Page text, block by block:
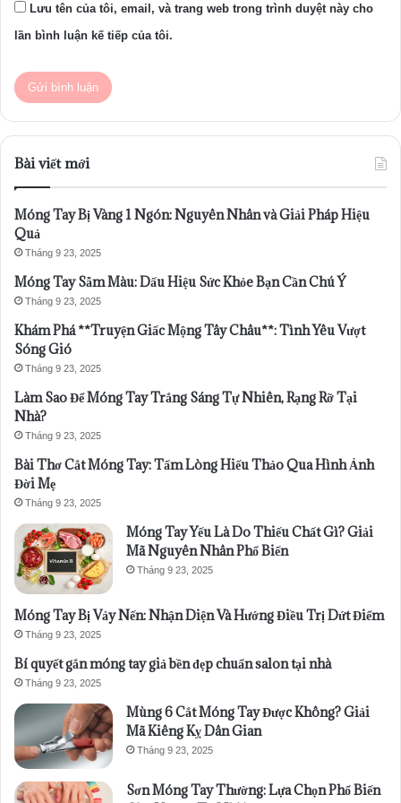
Lưu tên của tôi, email, và trang web trong trình duyệt này cho
lần bình luận kế tiếp của tôi.
Bài viết mới
Móng Tay Bị Vàng 1 Ngón: Nguyên Nhân và Giải Pháp Hiệu
Quả
Tháng 9 23, 2025
Móng Tay Sẫm Màu: Dấu Hiệu Sức Khỏe Bạn Cần Chú Ý
Tháng 9 23, 2025
Khám Phá **Truyện Giấc Mộng Tây Châu**: Tình Yêu Vượt
Sóng Gió
Tháng 9 23, 2025
Làm Sao Để Móng Tay Trắng Sáng Tự Nhiên, Rạng Rỡ Tại
Nhà?
Tháng 9 23, 2025
Bài Thơ Cắt Móng Tay: Tấm Lòng Hiếu Thảo Qua Hình Ảnh
Đời Mẹ
Tháng 9 23, 2025
Móng Tay Yếu Là Do Thiếu Chất Gì? Giải
Mã Nguyên Nhân Phổ Biến
Tháng 9 23, 2025
Móng Tay Bị Vảy Nến: Nhận Diện Và Hướng Điều Trị Dứt Điểm
Tháng 9 23, 2025
Bí quyết gắn móng tay giả bền đẹp chuẩn salon tại nhà
Tháng 9 23, 2025
Mùng 6 Cắt Móng Tay Được Không? Giải
Mã Kiêng Kỵ Dân Gian
Tháng 9 23, 2025
Sơn Móng Tay Thường: Lựa Chọn Phổ Biến